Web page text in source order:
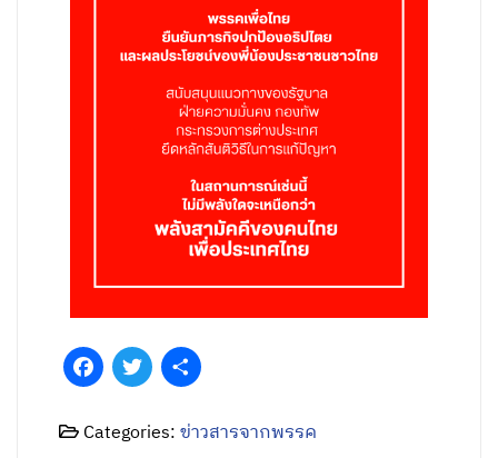
FacebookTwitter
Categories:ข่าวสารจากพรรค